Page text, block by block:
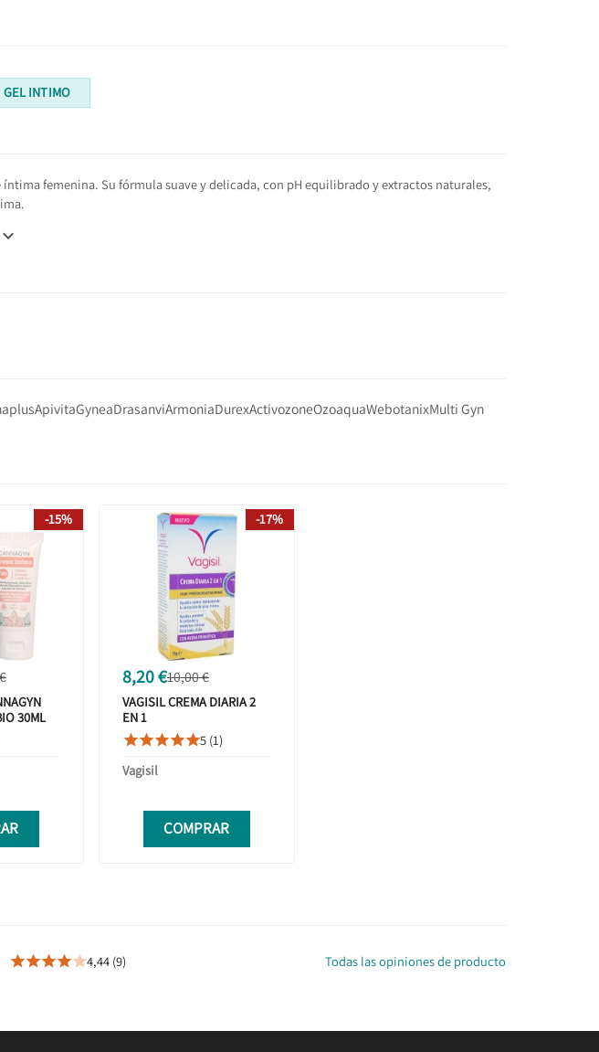
GEL INTIMO
femenina. Su fórmula suave y delicada, con pH equilibrado y extractos naturales,

ApivitaGyneaDrasanviArmoniaDurexActivozoneOzoaquaWebotanixMulti Gyn
30ML
-15%
8,20 €10,00 €
VAGISIL CREMA DIARIA 2
EN 1
5 (1)
Vagisil
COMPRAR
-17%
4,44 (9) Todas las opiniones de producto